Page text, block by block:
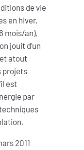
de vie
en hiver,
mois/an),
jouit d’un
atout
projets
est
par
2011